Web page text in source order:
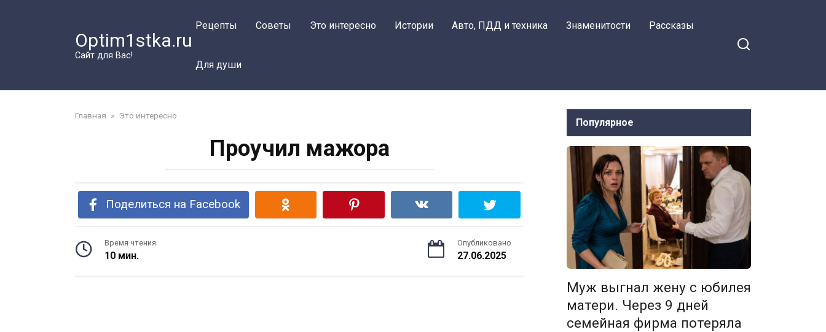
Optim1stka.ru
Сайт для Вас!
Рецепты Советы Это интересно Истории Авто, ПДД и техника Знаменитости Рассказы
Для души
Главная » Это интересно
Проучил мажора
Поделиться на Facebook
Время чтения
10 мин.
Опубликовано
27.06.2025
Популярное
Муж выгнал жену с юбилея
матери. Через 9 дней
семейная фирма потеряла